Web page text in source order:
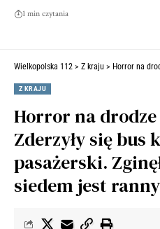
1 min czytania
Wielkopolska 112 > Z kraju > Horror na drodze w
Z KRAJU
Horror na
Zderzyły się bus
pasażerski.
siedem jest